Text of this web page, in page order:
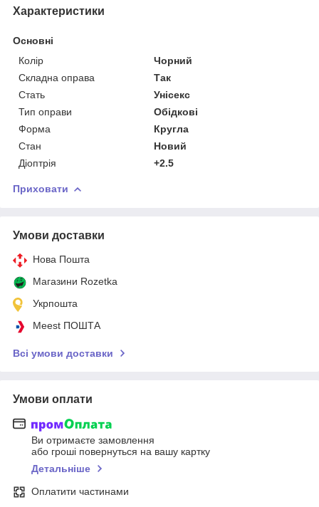
Характеристики
Основні
Колір
Чорний
Складна оправа
Так
Стать
Унісекс
Тип оправи
Обідкові
Форма
Кругла
Стан
Новий
Діоптрія
+2.5
Приховати
Умови доставки
Нова Пошта
Магазини Rozetka
Укрпошта
Meest ПОШТА
Всі умови доставки
Умови оплати
Ви отримаєте замовлення
або гроші повернуться на вашу картку
Детальніше
Оплатити частинами